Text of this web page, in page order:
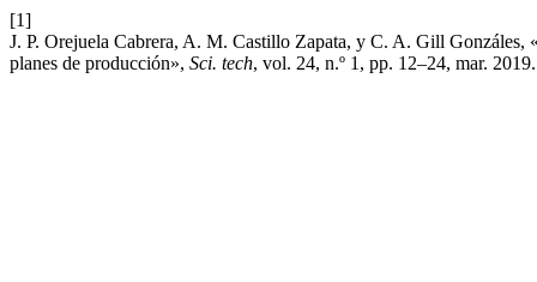
[1]
J. P. Orejuela Cabrera, A. M. Castillo Zapata, y C. A. Gill
planes de producción», Sci. tech, vol. 24, n.º 1, pp. 12–24, mar. 2019.